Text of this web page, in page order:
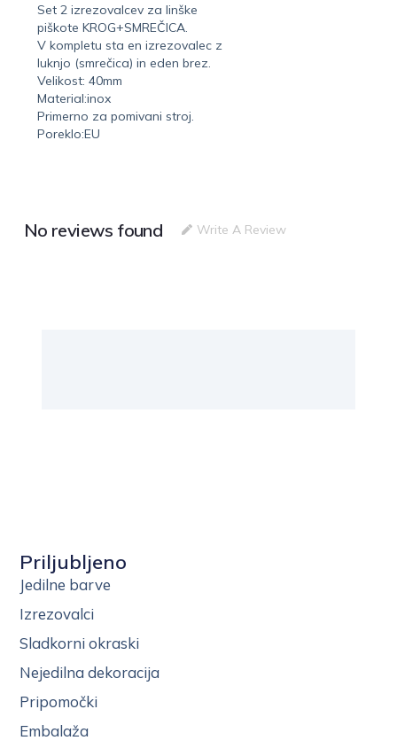
Set 2 izrezovalcev za linške
piškote KROG+SMREČICA.
V kompletu sta en izrezovalec z
luknjo (smrečica) in eden brez.
Velikost: 40mm
Material:inox
Primerno za pomivani stroj.
Poreklo:EU
No reviews found Write A Review
Priljubljeno
Jedilne barve
Izrezovalci
Sladkorni okraski
Nejedilna dekoracija
Pripomočki
Embalaža